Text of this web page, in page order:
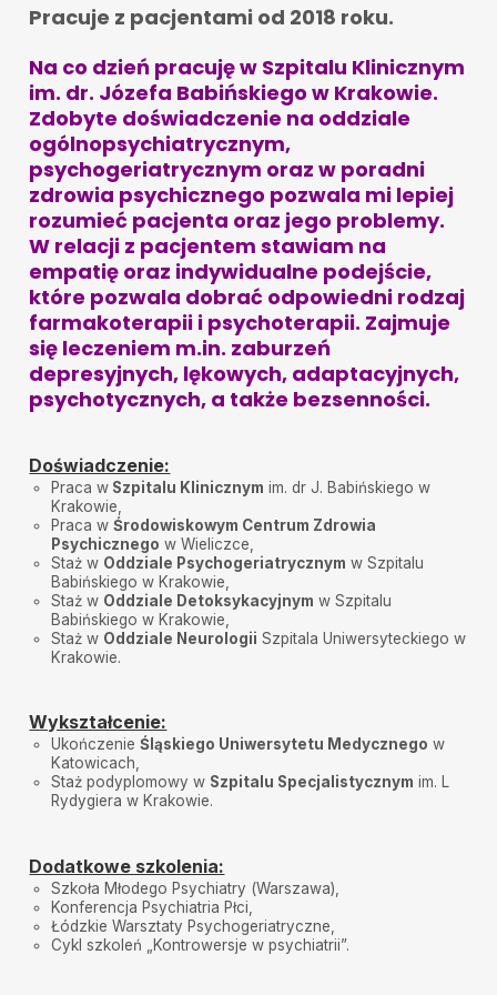
Od pierwszej chwili czułam się zaopiekowana i
zrozumiana doskonale. Niesamowita lekarka .Jestem
PT •2025-06-30
Pani Karolina jest niezmiernie empatycznym, silnym,
ekspertem i cieplym czlowiekiem!Pomogla mi w
naprawde trudnym etapie zyciowym, kazde spotkanie
nasze to byla wyspa spokoju. Zadala mi kluczowe
pytania, ktore mialam zadac i wyjasnic sama sobie.
Wskazala na rzeczy, ktore blokowali mnie dla
dalszego rozwoju. Bardzo jestem wdzieczna Pani
Karolinie!
P. •2025-05-16
Nigdy nie czułem się tak dobrze zaopiekowany i
zrozumiany, bardzo dziękuję
Pacjent•2025-05-06
Dużo empatii , profesjonalizmu , nie odpuszcza. OK.
Dominik•2025-04-14
Justyna•2025-04-08
Zrozumienie bez oceniania. Wielka chęć pomocy w
rozwiązaniu problemów. Bardzo polecam !
MP•2025-04-07
Pani Karolina słucha z uwagą i zrozumieniem. Daje mi
wsparcie jakiego potrzebuje. Polecam bardzo.
A Z•2025-03-17
Świetny specjalista, przemiła osoba
styczność.Pełen profesjonalizm i wsparcie jakiego
potrzebowałam.
A.K.• 2025-02-05
Pani Doktor bardzo rzetelnie podeszła do wizyty,
Adam T•2025-02-04
Polecam. :)
Węgorz•
2024-12-10
Pracuje z pacjentami od 2018 roku.
Na co dzień pracuję w Szpitalu Klinicznym
im. dr. Józefa Babińskiego w Krakowie.
Zdobyte doświadczenie na oddziale
ogólnopsychiatrycznym,
psychogeriatrycznym oraz w poradni
zdrowia psychicznego pozwala mi lepiej
rozumieć pacjenta oraz jego problemy.
W relacji z pacjentem stawiam na
empatię oraz indywidualne podejście,
które pozwala dobrać odpowiedni rodzaj
farmakoterapii i psychoterapii. Zajmuje
się leczeniem m.in. zaburzeń
depresyjnych, lękowych, adaptacyjnych,
psychotycznych, a także bezsenności.
Doświadczenie:
Praca w Szpitalu Klinicznym im. dr J. Babińskiego w
Krakowie,
Praca wŚrodowiskowym Centrum Zdrowia
Psychicznego w Wieliczce,
Staż w Oddziale Psychogeriatrycznym w Szpitalu
Babińskiego w Krakowie,
Staż w Oddziale Detoksykacyjnym w Szpitalu
Babińskiego w Krakowie,
Staż w Oddziale Neurologii Szpitala Uniwersyteckiego w
Krakowie.
Wykształcenie:
UkończenieŚląskiego Uniwersytetu Medycznego w
Katowicach,
Staż podyplomowy w Szpitalu Specjalistycznym im. L
Rydygiera w Krakowie.
Dodatkowe szkolenia:
Szkoła Młodego Psychiatry (Warszawa),
Konferencja Psychiatria Płci,
Łódzkie Warsztaty Psychogeriatryczne,
Cykl szkoleń „Kontrowersje w psychiatrii”.